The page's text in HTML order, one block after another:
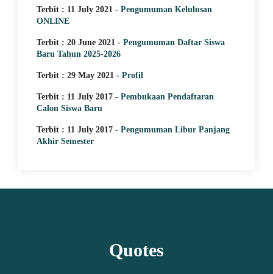
Terbit : 11 July 2021 - Pengumuman Kelulusan
ONLINE
Terbit : 20 June 2021 - Pengumuman Daftar Siswa
Baru Tahun 2025-2026
Terbit : 29 May 2021 - Profil
Terbit : 11 July 2017 - Pembukaan Pendaftaran
Calon Siswa Baru
Terbit : 11 July 2017 - Pengumuman Libur Panjang
Akhir Semester
Quotes